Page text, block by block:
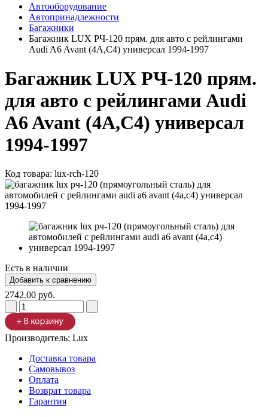
Автооборудование
Автопринадлежности
Багажники
Багажник LUX РЧ-120 прям. для авто с рейлингами
Audi A6 Avant (4A,C4) универсал 1994-1997
Багажник LUX РЧ-120 прям.
для авто с рейлингами Audi
A6 Avant (4A,C4) универсал
1994-1997
Код товара: lux-rch-120
Есть в наличии
2742.00 руб.
Производитель: Lux
Доставка товара
Самовывоз
Оплата
Возврат товара
Гарантия